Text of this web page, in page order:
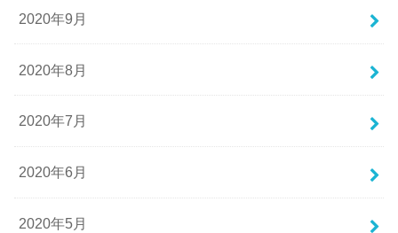
2020年9月
2020年8月
2020年7月
2020年6月
2020年5月